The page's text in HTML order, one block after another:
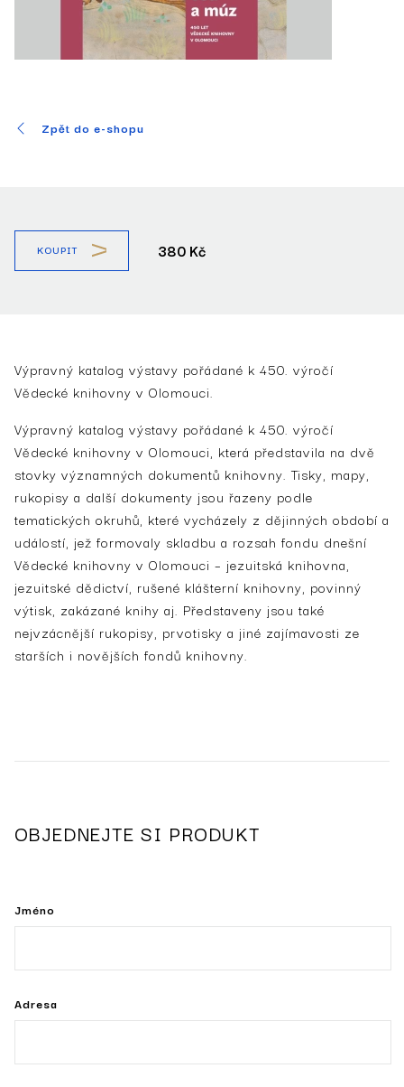
Zpět do e-shopu
KOUPIT 380 Kč
Výpravný katalog výstavy pořádané k 450. výročí
Vědecké knihovny v Olomouci.
Výpravný katalog výstavy pořádané k 450. výročí
Vědecké knihovny v Olomouci, která představila na dvě
stovky významných dokumentů knihovny. Tisky, mapy,
rukopisy a další dokumenty jsou řazeny podle
tematických okruhů, které vycházely z dějinných období a
událostí, jež formovaly skladbu a rozsah fondu dnešní
Vědecké knihovny v Olomouci – jezuitská knihovna,
jezuitské dědictví, rušené klášterní knihovny, povinný
výtisk, zakázané knihy aj. Představeny jsou také
nejvzácnější rukopisy, prvotisky a jiné zajímavosti ze
starších i novějších fondů knihovny.
OBJEDNEJTE SI PRODUKT
Jméno
Adresa